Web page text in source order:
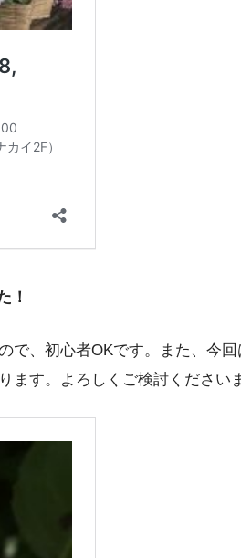
！
、初心者OKです。また、今
す。よろしくご検討ください